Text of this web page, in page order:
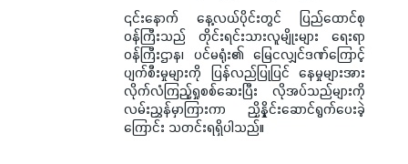
၎င်းနောက် နေ့လယ်ပိုင်းတွင် ပြည်ထောင်စု
ဝန်ကြီးသည် တိုင်းရင်းသားလူမျိုးများ ရေးရာ
ဝန်ကြီးဌာန၊ ပင်မရုံး၏ မြေငလျှင်ဒဏ်ကြောင့်
ပျက်စီးမှုများကို ပြန်လည်ပြုပြင် နေမှုများအား
လိုက်လံကြည့်ရှုစစ်ဆေးပြီး လိုအပ်သည်များကို
လမ်းညွှန်မှာကြားကာ ညှိနှိုင်းဆောင်ရွက်ပေးခဲ့
ကြောင်း သတင်းရရှိပါသည်။